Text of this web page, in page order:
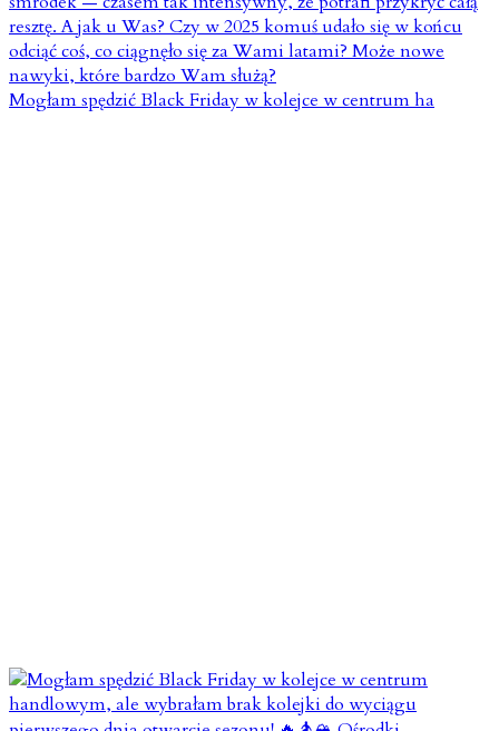
Mogłam spędzić Black Friday w kolejce w centrum ha